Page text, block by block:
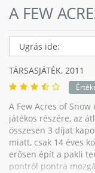
A FEW
TÁRSASJÁTÉK, 2011
A Few Acres of
játékos részére, az
összesen 3 díjat
miatt, csak 14 éves
erősen épít a pakli
pontról pontra